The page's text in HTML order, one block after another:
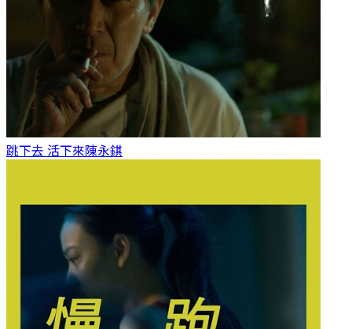
跳下去 活下來陳永錤